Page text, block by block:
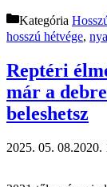
Kategória
hosszú hétvége,
Reptéri
már a
beleshetsz
2025. 05. 08.2020.